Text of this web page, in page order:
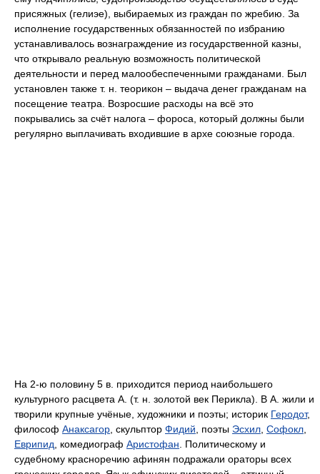
присяжных (гелиэе)
выбираемых из граждан по жребию. За
исполнение государственных обязанностей по избранию
устанавливалось вознаграждение из государственной казны,
что открывало реальную возможность политической
деятельности и перед малообеспеченными гражданами. Был
установлен также т. н. теорикон ‒ выдача денег гражданам на
посещение театра. Возросшие расходы на всё это
покрывались за счёт налога ‒ фороса, который должны были
регулярно выплачивать входившие в архе союзные города.
На 2-ю половину 5 в. приходится период наибольшего
культурного расцвета А. (т. н. золотой век Перикла). В А. жили и
творили крупные учёные, художники и поэты; историк Геродот,
философ Анаксагор , скульптор Фидий , поэты Эсхил Софокл
Еврипид , комедиограф Аристофан . Политическому и
судебному красноречию афинян подражали ораторы всех